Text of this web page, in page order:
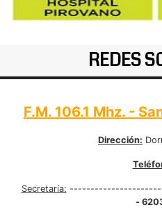
REDES
F.M. 106.1 Mhz. -
Dirección:
Secretaría:
-